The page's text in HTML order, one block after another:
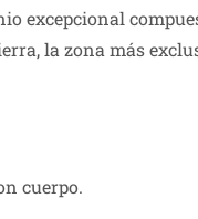
la zona más
cuerpo.